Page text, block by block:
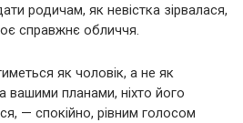
родичам, як невістка зірвалася,
справжнє обличчя.
як чоловік, а не як
планами, ніхто його
— спокійно, рівним голосом